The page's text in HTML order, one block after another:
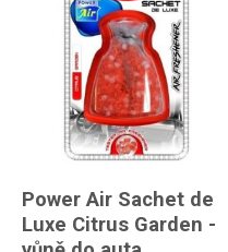
Power Air Sachet de
Luxe Citrus Garden -